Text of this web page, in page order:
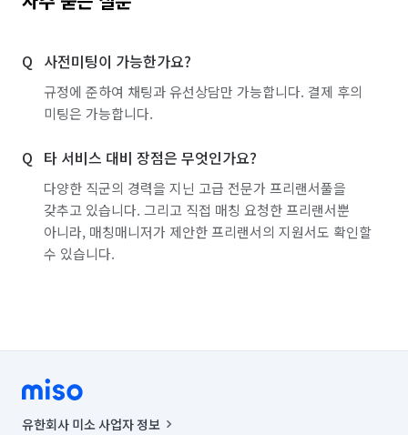
사전미팅이 가능한가요?
규정에 준하여 채팅과 유선상담만 가능합니다. 결제 후의
미팅은 가능합니다.
타 서비스 대비 장점은 무엇인가요?
다양한 직군의 경력을 지닌 고급 전문가 프리랜서풀을
갖추고 있습니다. 그리고 직접 매칭 요청한 프리랜서뿐
아니라, 매칭매니저가 제안한 프리랜서의 지원서도 확인할
수 있습니다.
유한회사 미소 사업자 정보